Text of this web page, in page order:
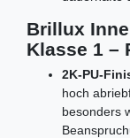
Brillux
Klasse 1 –
2K-PU-
hoch
besonders